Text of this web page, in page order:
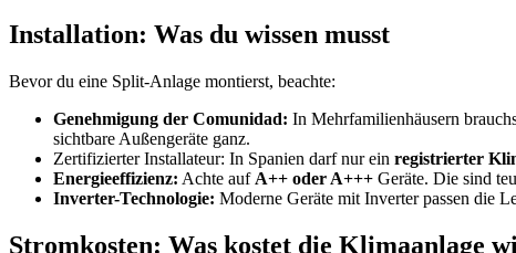
Installation: Was du wissen musst
Bevor du eine Split-Anlage montierst, beachte:
Genehmigung der Comunidad: In Mehrfamilienhäusern
sichtbare Außengeräte ganz.
Zertifizierter Installateur: In Spanien darf nur ein registrierter
Energieeffizienz: Achte auf A++ oder A+++ Geräte. Die sind
Inverter-Technologie: Moderne Geräte mit Inverter passen die
Stromkosten: Was kostet die Klimaanlage